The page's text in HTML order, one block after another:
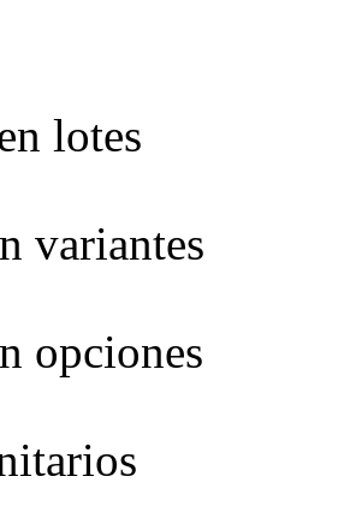
lotes
variantes
opciones